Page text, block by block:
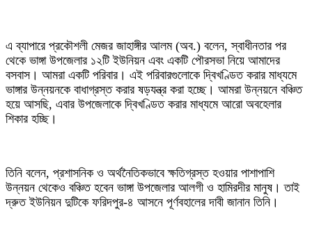
এ ব্যাপারে প্রকৌশলী মেজর জাহাঙ্গীর আলম (অব.) বলেন, স্বাধীনতার পর
থেকে ভাঙ্গা উপজেলার ১২টি ইউনিয়ন এবং একটি পৌরসভা নিয়ে আমাদের
বসবাস। আমরা একটি পরিবার। এই পরিবারগুলোকে দ্বিখণ্ডিত করার মাধ্যমে
ভাঙ্গার উন্নয়নকে বাধাগ্রস্ত করার ষড়যন্ত্র করা হচ্ছে। আমরা উন্নয়নে বঞ্চিত
হয়ে আসছি, এবার উপজেলাকে দ্বিখণ্ডিত করার মাধ্যমে আরো অবহেলার
শিকার হচ্ছি।
তিনি বলেন, প্রশাসনিক ও অর্থনৈতিকভাবে ক্ষতিগ্রস্ত হওয়ার পাশাপাশি
উন্নয়ন থেকেও বঞ্চিত হবেন ভাঙ্গা উপজেলার আলগী ও হামিরদীর মানুষ। তাই
দ্রুত ইউনিয়ন দুটিকে ফরিদপুর-৪ আসনে পূর্ণবহালের দাবী জানান তিনি।